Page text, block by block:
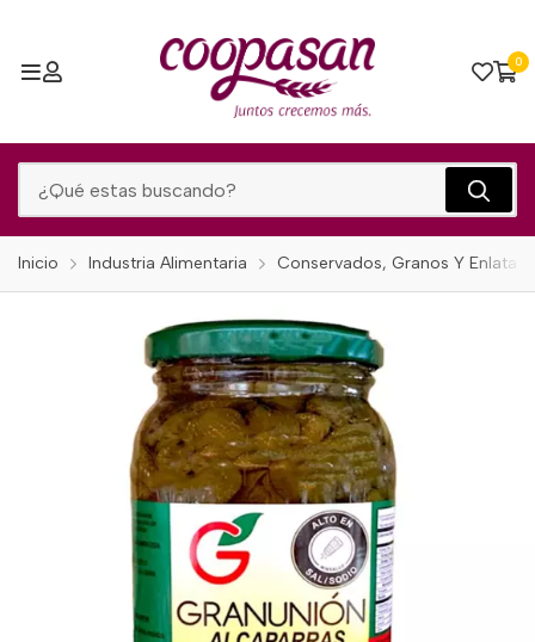
0
Inicio Industria Alimentaria Conservados, Granos Y